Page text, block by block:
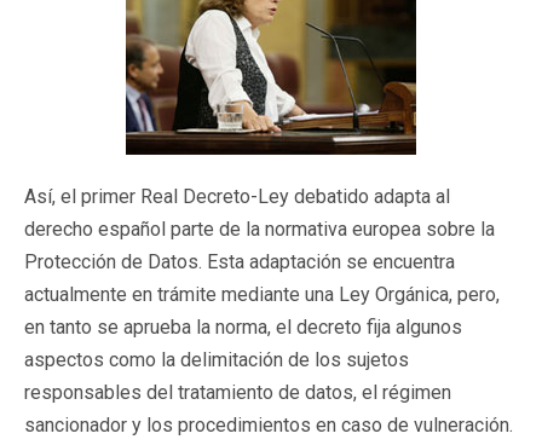
Así, el primer Real Decreto-Ley debatido adapta al
derecho español parte de la normativa europea sobre la
Protección de Datos. Esta adaptación se encuentra
actualmente en trámite mediante una Ley Orgánica, pero,
en tanto se aprueba la norma, el decreto fija algunos
aspectos como la delimitación de los sujetos
responsables del tratamiento de datos, el régimen
sancionador y los procedimientos en caso de vulneración.